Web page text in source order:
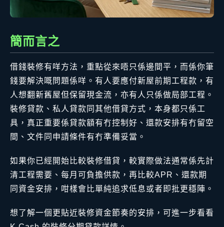
簡而言之
借錢裝修有咩方法，重點從來唔只係邊間平，而係你筆
錢要解決嘅問題係咩。有人要應付新屋前期工程款，有
人想翻新舊屋但保留現金流，亦有人只係做局部工程。
裝修貸款、私人貸款同其他借貸方式，本身都只係工
具，真正重要係貸款額有冇控制好、還款安排有冇留空
間、文件同申請條件有冇準備妥當。
如果你已經開始比較裝修借貸，較實際做法通常係先計
清工程需要、每月可負擔供款，再比較APR、還款期
同資金安排，咁樣會比單純追求低息或者即批更穩陣。
想了解一個更貼近裝修資金節奏的安排，可進一步看看